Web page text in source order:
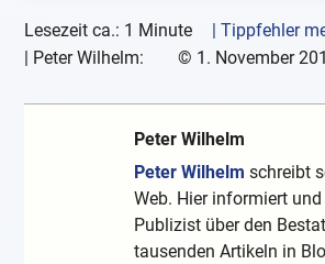
Lesezeit ca.: 1 Minute
| Tippfehler
Peter Wilhelm: © 1. November
Peter Wilhelm
Peter Wilhelm schreibt
Web. Hier informiert
Publizist über den
tausenden Artikeln in